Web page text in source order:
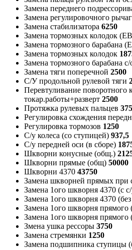
Замена переднего
Замена регулировочного
Замена стабилизатора 6250
Замена тормозных колодок
Замена тормозного барабана
Замена тормозных колодок
Замена тормозного барабана с/
Замена тяги поперечной 2500
С/У продольной рулевой тяги
Перевтуливание поворотного
токар.работы+разверт 2500
Протяжка рулевых пальцев
Регулировка схождения
Регулировка тормозов 1250
С/у колеса (со ступицей) 937,5
С/у передней оси (в сборе)
Шкворни конусные (общ.)
Шкворни прямые (общ) 50000
Шкворни 4370 43750
Замена шкворней прямых при
Замена 1ого шкворня 4370 (с
Замена 1ого шкворня 4370
Замена 1ого шкворня прямого
Замена 1ого шкворня прямого
Змена ушка рессоры 3750
Замена стремянки 1250
Замена подшипника ступицы